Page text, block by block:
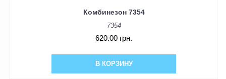
Комбинезон 7354
7354
620.00 грн.
В КОРЗИНУ